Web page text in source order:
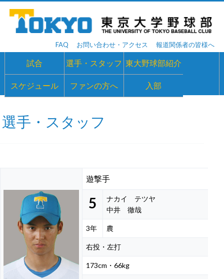
FAQ お問い合わせ・アクセス 報道関係者の皆様へ
試合 選手・スタッフ 東大野球部紹介
スケジュール ファンの方へ 入部
選手・スタッフ
遊撃手
5
ナカイ テツヤ
中井 徹哉
3年 農
右投・左打
173cm・66kg